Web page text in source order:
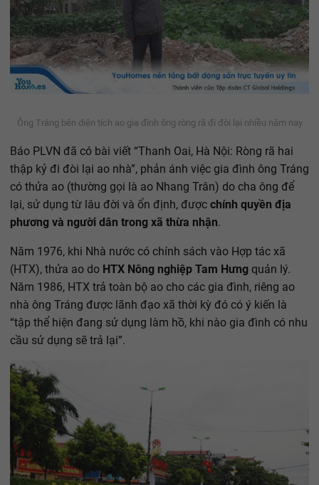
Ông Tráng bên diện tích ao gia đình ông ròng rã đi đòi lại nhiều năm nay
Báo PLVN đã có bài viết “Thanh Oai, Hà Nội: Ròng rã hai
thập kỷ đi đòi lại ao nhà”, phản ánh việc gia đình ông Tráng
có thửa ao (thường gọi là ao Nhang Trân) do cha ông để
lại, sử dụng từ lâu đời và ổn định, được chính quyền địa
phương và người dân trong xã thừa nhận.
Năm 1976, khi Nhà nước có chính sách vào Hợp tác xã
(HTX), thửa ao do HTX Nông nghiệp Tam Hưng quản lý.
Năm 1986, HTX trả toàn bộ ao cho các gia đình, riêng ao
nhà ông Tráng được lãnh đạo xã thời kỳ đó có ý kiến là
“tập thể hiện đang sử dụng làm hồ, khi nào gia đình có nhu
cầu sử dụng sẽ trả lại”.